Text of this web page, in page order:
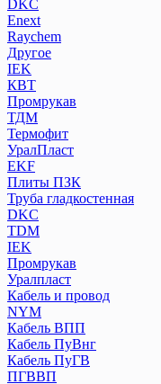
DKC
Enext
Raychem
Другое
IEK
КВТ
Промрукав
ТДМ
Термофит
УралПласт
EKF
Плиты ПЗК
Труба гладкостенная
DKC
TDM
IEK
Промрукав
Уралпласт
Кабель и провод
NYM
Кабель ВПП
Кабель ПуВнг
Кабель ПуГВ
ПГВВП